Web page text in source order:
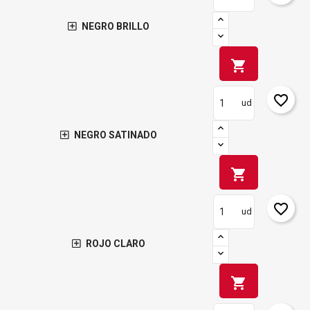
NEGRO BRILLO
shopping_cart
NEGRO SATINADO
ud
shopping_cart
favorite_border
ROJO CLARO
ud
shopping_cart
favorite_border